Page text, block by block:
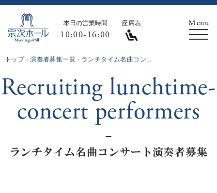
本日の営業時間
10:00-16:00
座席表
トップ 演奏者募集一覧 ランチタイム名曲コン...
Recruiting lunchtime-
concert performers
ランチタイム名曲コンサート演奏者募集